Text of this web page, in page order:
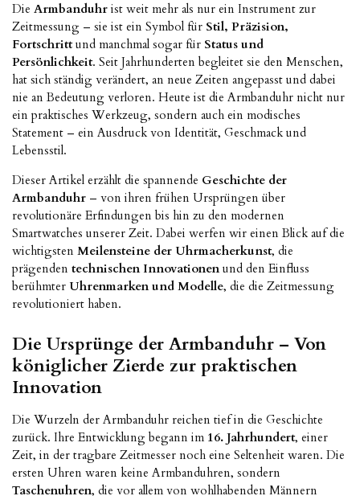
Die Armbanduhr ist weit mehr als nur ein Instrument zur
Zeitmessung – sie ist ein Symbol für Stil, Präzision,
Fortschrittund manchmal sogar für Status und
Persönlichkeit. Seit Jahrhunderten begleitet sie den Menschen,
hat sich ständig verändert, an neue Zeiten angepasst und dabei
nie an Bedeutung verloren. Heute ist die Armbanduhr nicht nur
ein praktisches Werkzeug, sondern auch ein modisches
Statement – ein Ausdruck von Identität, Geschmack und
Lebensstil.
Dieser Artikel erzählt die spannende Geschichte der
Armbanduhr – von ihren frühen Ursprüngen über
revolutionäre Erfindungen bis hin zu den modernen
Smartwatches unserer Zeit. Dabei werfen wir einen Blick auf die
wichtigsten Meilensteine der Uhrmacherkunst, die
prägenden technischen Innovationenund den Einfluss
berühmter Uhrenmarken und Modelle, die die Zeitmessung
revolutioniert haben.
Die Ursprünge der Armbanduhr – Von
königlicher Zierde zur praktischen
Innovation
Die Wurzeln der Armbanduhr reichen tief in die Geschichte
zurück. Ihre Entwicklung begann im 16. Jahrhundert, einer
Zeit, in der tragbare Zeitmesser noch eine Seltenheit waren. Die
ersten Uhren waren keine Armbanduhren, sondern
Taschenuhren, die vor allem von wohlhabenden Männern